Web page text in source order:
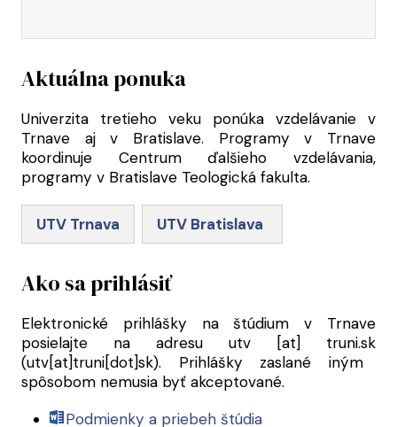
Aktuálna ponuka
Univerzita tretieho veku ponúka vzdelávanie v
Trnave aj v Bratislave. Programy v Trnave
koordinuje Centrum ďalšieho vzdelávania,
programy v Bratislave Teologická fakulta.
UTV Trnava UTV Bratislava
Ako sa prihlásiť
Elektronické prihlášky na štúdium v Trnave
posielajte na adresu utv [at] truni.sk
(utv[at]truni[dot]sk). Prihlášky zaslané iným
spôsobom nemusia byť akceptované.
Podmienky a priebeh štúdia